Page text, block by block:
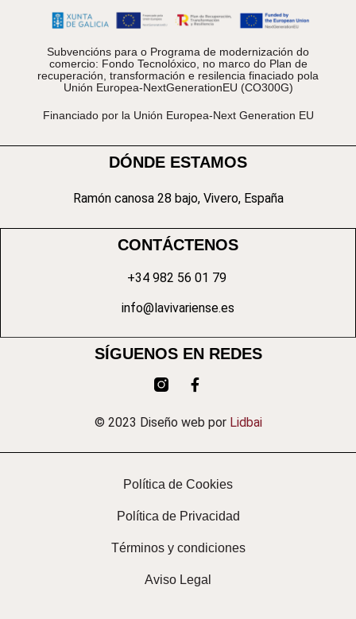
Subvencións para o Programa de modernización do
comercio: Fondo Tecnolóxico, no marco do Plan de
recuperación, transformación e resilencia finaciado pola
Unión Europea-NextGenerationEU (CO300G)
Financiado por la Unión Europea-Next Generation EU
DÓNDE ESTAMOS
Ramón canosa 28 bajo, Vivero, España
CONTÁCTENOS
+34 982 56 01 79
info@lavivariense.es
SÍGUENOS EN REDES
© 2023 Diseño web por Lidbai
Política de Cookies
Política de Privacidad
Términos y condiciones
Aviso Legal